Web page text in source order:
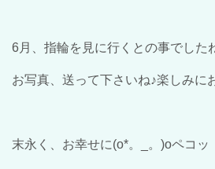
6月、指輪を見に行くとの事でした
お写真、送って下さいね♪楽しみに
末永く、お幸せに(o*。_。)oペコッ